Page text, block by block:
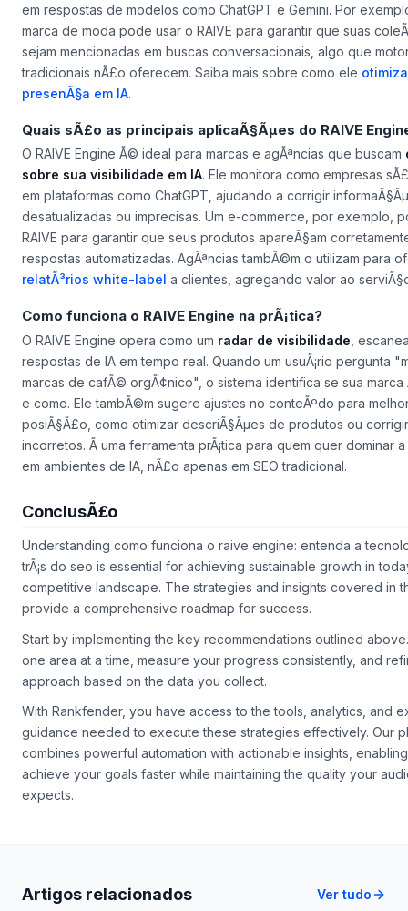
em grÃ¡ficos ou fÃ­sica. Enquanto motores como Unreal Engine
renderizaÃ§Ã£o fotorrealista, o RAIVE analisa como
em respostas de modelos como ChatGPT e Gemini. Por
marca de moda pode usar o RAIVE para garantir que suas
sejam mencionadas em buscas conversacionais, algo que
presenÃ§a em IA.
Quais sÃ£o as principais aplicaÃ§Ãµes do RAIVE
O RAIVE Engine Ã© ideal para marcas e agÃªncias que buscam
sobre sua visibilidade em IA . Ele monitora como empresas
em plataformas como ChatGPT, ajudando a corrigir
desatualizadas ou imprecisas. Um e-commerce, por exemplo,
RAIVE para garantir que seus produtos apareÃ§am
relatÃ³rios white-labela clientes, agregando valor ao
Como funciona o RAIVE Engine na prÃ¡tica?
O RAIVE Engine opera como um radar de visibilidade,
respostas de IA em tempo real. Quando um usuÃ¡rio pergunta
marcas de cafÃ© orgÃ¢nico", o sistema identifica se sua
e como. Ele tambÃ©m sugere ajustes no conteÃºdo para
posiÃ§Ã£o, como otimizar descriÃ§Ãµes de produtos ou
em ambientes de IA, nÃ£o apenas em SEO tradicional.
ConclusÃ£o
Understanding como funciona o raive engine: entenda a
trÃ¡s do seo is essential for achieving sustainable growth in
competitive landscape. The strategies and insights covered in
provide a comprehensive roadmap for success.
Start by implementing the key recommendations outlined
one area at a time, measure your progress consistently, and
approach based on the data you collect.
With Rankfender, you have access to the tools, analytics, and
guidance needed to execute these strategies effectively. Our
combines powerful automation with actionable insights,